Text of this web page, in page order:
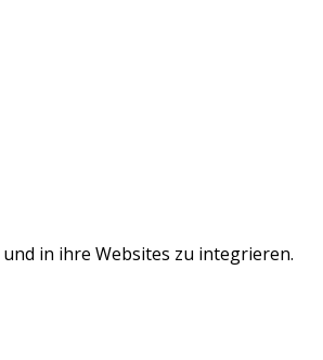
in ihre Websites zu integrieren.